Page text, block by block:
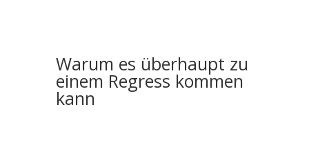
Warum es überhaupt zu
einem Regress kommen
kann